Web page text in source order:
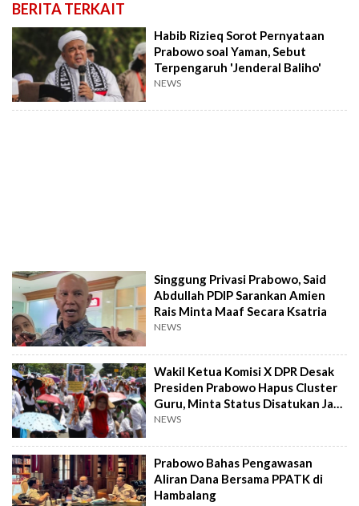
BERITA TERKAIT
Habib Rizieq Sorot Pernyataan
Prabowo soal Yaman, Sebut
Terpengaruh 'Jenderal Baliho'
NEWS
Singgung Privasi Prabowo, Said
Abdullah PDIP Sarankan Amien
Rais Minta Maaf Secara Ksatria
NEWS
Wakil Ketua Komisi X DPR Desak
Presiden Prabowo Hapus Cluster
Guru, Minta Status Disatukan Jadi
PNS
NEWS
Prabowo Bahas Pengawasan
Aliran Dana Bersama PPATK di
Hambalang